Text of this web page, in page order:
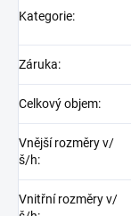
Kategorie:
Záruka:
Celkový objem:
Vnější rozměry v/
š/h:
Vnitřní rozměry v/